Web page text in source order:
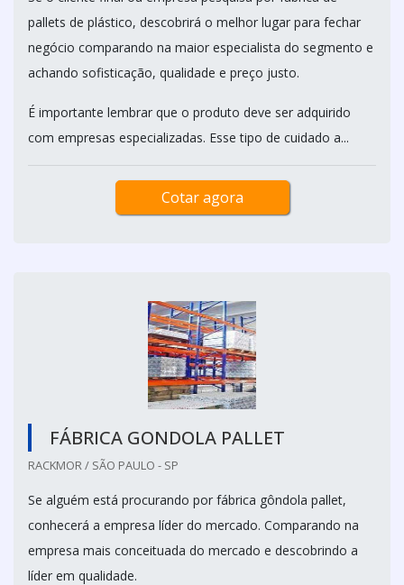
pallets de plástico, descobrirá o melhor lugar para fechar
negócio comparando na maior especialista do segmento e
achando sofisticação, qualidade e preço justo.
É importante lembrar que o produto deve ser adquirido
com empresas especializadas. Esse tipo de cuidado a...
Cotar agora
FÁBRICA GONDOLA PALLET
RACKMOR / SÃO PAULO - SP
Se alguém está procurando por fábrica gôndola pallet,
conhecerá a empresa líder do mercado. Comparando na
empresa mais conceituada do mercado e descobrindo a
líder em qualidade.